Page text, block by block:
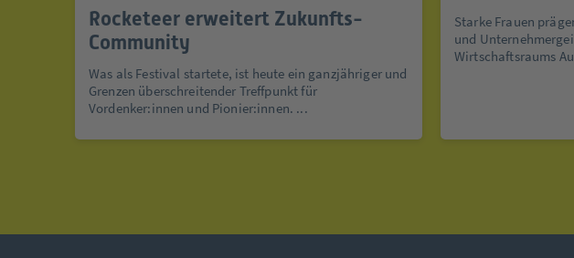
Rocketeer erweitert Zukunfts-
Community
Was als Festival startete, ist heute ein ganzjähriger und
Grenzen überschreitender Treffpunkt für
Vordenker:innen und Pionier:innen. ...
Starke Frauen
und
Wirtschaftsraums